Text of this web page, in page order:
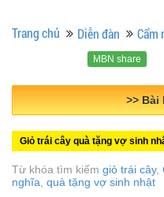
Trang chủ Diễn đàn Cẩm
MBN share
>> Bài
Giỏ trái cây quà tặng vợ sinh
Từ khóa tìm kiếm giỏ trái cây,
nghĩa, quà tặng vợ sinh nhật